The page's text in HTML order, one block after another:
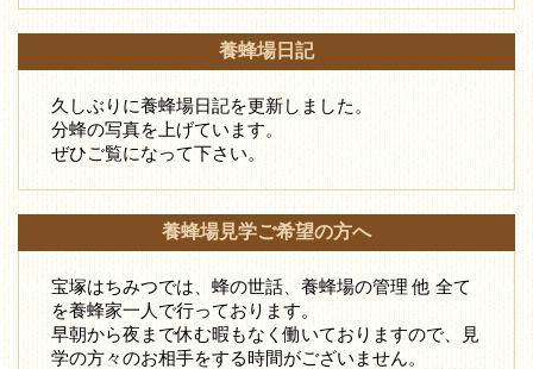
養蜂場日記
久しぶりに養蜂場日記を更新しました。
分蜂の写真を上げています。
ぜひご覧になって下さい。
養蜂場見学ご希望の方へ
宝塚はちみつでは、蜂の世話、養蜂場の管理 他 全て
を養蜂家一人で行っております。
早朝から夜まで休む暇もなく働いておりますので、見
学の方々のお相手をする時間がございません。